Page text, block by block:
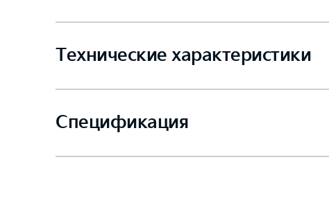
Технические характеристики
Спецификация